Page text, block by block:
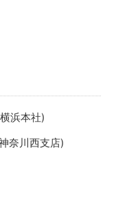
浜本社)
奈川西支店)